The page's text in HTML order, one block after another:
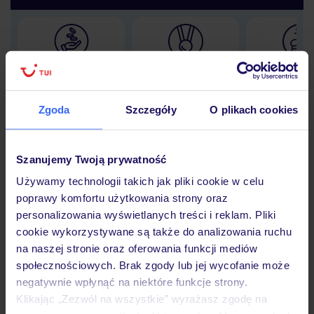
Zgoda Szczegóły O plikach cookies
Szanujemy Twoją prywatność
Używamy technologii takich jak pliki cookie w celu
poprawy komfortu użytkowania strony oraz
personalizowania wyświetlanych treści i reklam. Pliki
cookie wykorzystywane są także do analizowania ruchu
na naszej stronie oraz oferowania funkcji mediów
społecznościowych. Brak zgody lub jej wycofanie może
negatywnie wpłynąć na niektóre funkcje strony.
Klikając „Zezwól na wszystkie” wyrażasz zgodę na
Lider niskich cen 30 lat w
Hotel
Opinie
Pokoje